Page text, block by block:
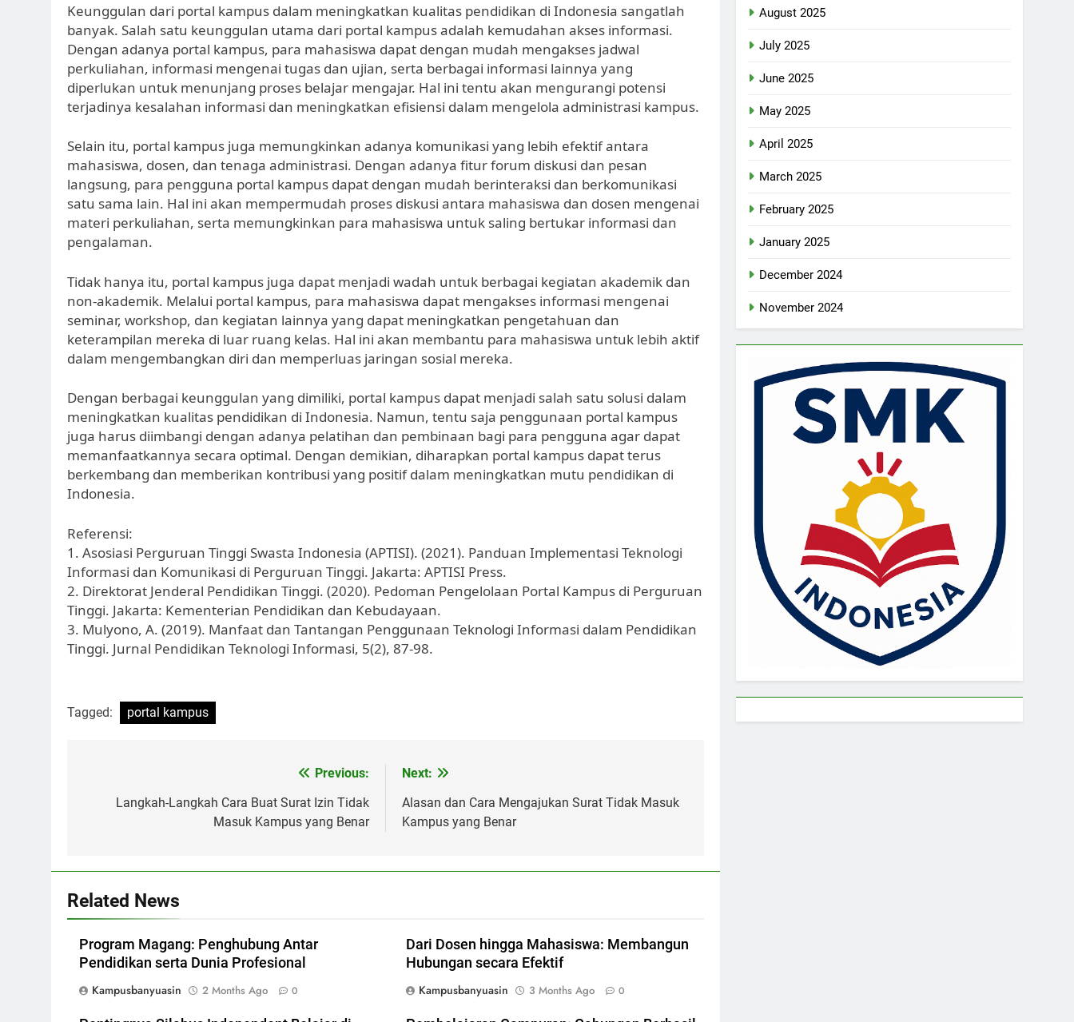
Keunggulan dari portal kampus dalam meningkatkan kualitas pendidikan di Indonesia sangatlah
banyak. Salah satu keunggulan utama dari portal kampus adalah kemudahan akses informasi.
Dengan adanya portal kampus, para mahasiswa dapat dengan mudah mengakses jadwal
perkuliahan, informasi mengenai tugas dan ujian, serta berbagai informasi lainnya yang
diperlukan untuk menunjang proses belajar mengajar. Hal ini tentu akan mengurangi potensi
terjadinya kesalahan informasi dan meningkatkan efisiensi dalam mengelola administrasi kampus.
Selain itu, portal kampus juga memungkinkan adanya komunikasi yang lebih efektif antara
mahasiswa, dosen, dan tenaga administrasi. Dengan adanya fitur forum diskusi dan pesan
langsung, para pengguna portal kampus dapat dengan mudah berinteraksi dan berkomunikasi
satu sama lain. Hal ini akan mempermudah proses diskusi antara mahasiswa dan dosen mengenai
materi perkuliahan, serta memungkinkan para mahasiswa untuk saling bertukar informasi dan
pengalaman.
Tidak hanya itu, portal kampus juga dapat menjadi wadah untuk berbagai kegiatan akademik dan
non-akademik. Melalui portal kampus, para mahasiswa dapat mengakses informasi mengenai
seminar, workshop, dan kegiatan lainnya yang dapat meningkatkan pengetahuan dan
keterampilan mereka di luar ruang kelas. Hal ini akan membantu para mahasiswa untuk lebih aktif
dalam mengembangkan diri dan memperluas jaringan sosial mereka.
Dengan berbagai keunggulan yang dimiliki, portal kampus dapat menjadi salah satu solusi dalam
meningkatkan kualitas pendidikan di Indonesia. Namun, tentu saja penggunaan portal kampus
juga harus diimbangi dengan adanya pelatihan dan pembinaan bagi para pengguna agar dapat
memanfaatkannya secara optimal. Dengan demikian, diharapkan portal kampus dapat terus
berkembang dan memberikan kontribusi yang positif dalam meningkatkan mutu pendidikan di
Indonesia.
Referensi:
1. Asosiasi Perguruan Tinggi Swasta Indonesia (APTISI). (2021). Panduan Implementasi Teknologi
Informasi dan Komunikasi di Perguruan Tinggi. Jakarta: APTISI Press.
2. Direktorat Jenderal Pendidikan Tinggi. (2020). Pedoman Pengelolaan Portal Kampus di Perguruan
Tinggi. Jakarta: Kementerian Pendidikan dan Kebudayaan.
3. Mulyono, A. (2019). Manfaat dan Tantangan Penggunaan Teknologi Informasi dalam Pendidikan
Tinggi. Jurnal Pendidikan Teknologi Informasi, 5(2), 87-98.
Tagged: portal kampus
navigation
Previous:
Langkah-Langkah Cara Buat Surat Izin Tidak
Masuk Kampus yang Benar
Next:
Alasan dan Cara Mengajukan Surat Tidak Masuk
Kampus yang Benar
Related News
Program Magang: Penghubung Antar
Pendidikan serta Dunia Profesional
Kampusbanyuasin
2 Months Ago 0
Dari Dosen hingga Mahasiswa: Membangun
Hubungan secara Efektif
Kampusbanyuasin
3 Months Ago 0
August 2025
July 2025
June 2025
May 2025
April 2025
March 2025
February 2025
January 2025
December 2024
November 2024